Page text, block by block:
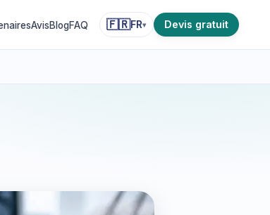
AvisBlogFAQ 🇫🇷FR▾ Devis gratuit